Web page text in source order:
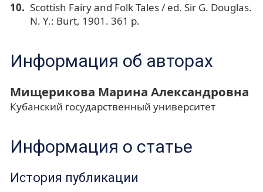
Scottish Fairy and Folk Tales / ed. Sir G. Douglas.
N. Y.: Burt, 1901. 361 p.
Информация об авторах
Мищерикова Марина Александровна
Кубанский государственный университет
Информация о статье
История публикации